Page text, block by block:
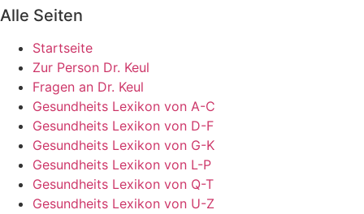
Alle Seiten
Startseite
Zur Person Dr. Keul
Fragen an Dr. Keul
Gesundheits Lexikon von A-C
Gesundheits Lexikon von D-F
Gesundheits Lexikon von G-K
Gesundheits Lexikon von L-P
Gesundheits Lexikon von Q-T
Gesundheits Lexikon von U-Z